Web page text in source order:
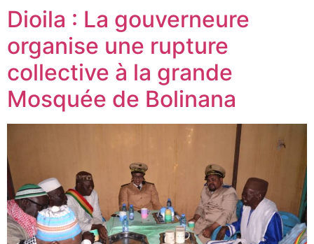
Dioila : La gouverneure
organise une rupture
collective à la grande
Mosquée de Bolinana